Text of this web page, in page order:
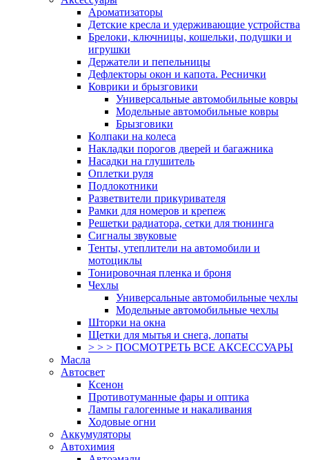
Ароматизаторы
Детские кресла и удерживающие устройства
Брелоки, ключницы, кошельки, подушки и
игрушки
Держатели и пепельницы
Дефлекторы окон и капота. Реснички
Коврики и брызговики
Универсальные автомобильные ковры
Модельные автомобильные ковры
Брызговики
Колпаки на колеса
Накладки порогов дверей и багажника
Насадки на глушитель
Оплетки руля
Подлокотники
Разветвители прикуривателя
Рамки для номеров и крепеж
Решетки радиатора, сетки для тюнинга
Сигналы звуковые
Тенты, утеплители на автомобили и
мотоциклы
Тонировочная пленка и броня
Чехлы
Универсальные автомобильные чехлы
Модельные автомобильные чехлы
Шторки на окна
Щетки для мытья и снега, лопаты
> > > ПОСМОТРЕТЬ ВСЕ АКСЕССУАРЫ
Масла
Автосвет
Ксенон
Противотуманные фары и оптика
Лампы галогенные и накаливания
Ходовые огни
Аккумуляторы
Автохимия